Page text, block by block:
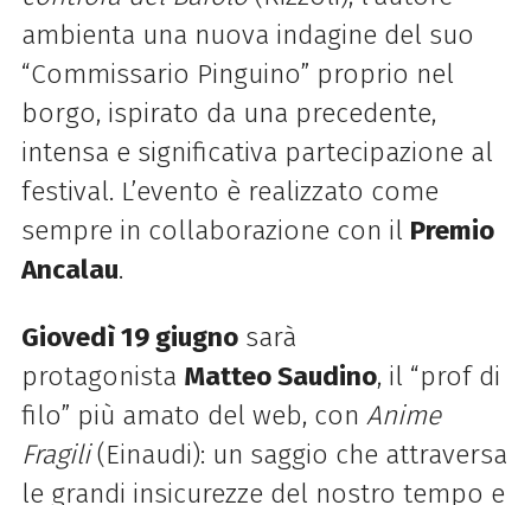
ambienta una nuova indagine del suo
“Commissario Pinguino” proprio nel
borgo, ispirato da una precedente,
intensa e significativa partecipazione al
festival. L’evento è realizzato come
sempre in collaborazione con il Premio
Ancalau.
Giovedì 19 giugno sarà
protagonista Matteo Saudino, il “prof di
filo” più amato del web, con Anime
Fragili (Einaudi): un saggio che attraversa
le grandi insicurezze del nostro tempo e